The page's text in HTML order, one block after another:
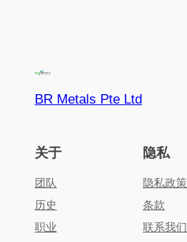
BR Metals Pte Ltd
关于
团队
历史
职业
隐私
隐私政策
条款
联系我们